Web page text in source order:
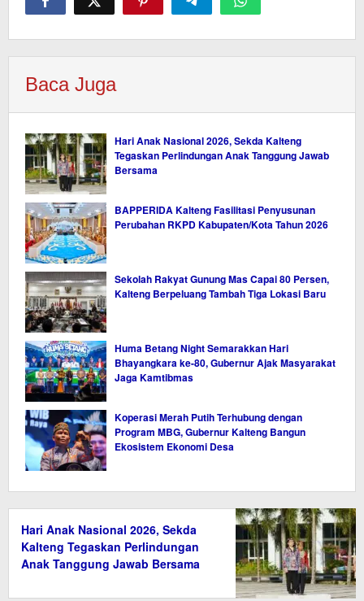
Baca Juga
Hari Anak Nasional 2026, Sekda Kalteng
Tegaskan Perlindungan Anak Tanggung Jawab
Bersama
BAPPERIDA Kalteng Fasilitasi Penyusunan
Perubahan RKPD Kabupaten/Kota Tahun 2026
Sekolah Rakyat Gunung Mas Capai 80 Persen,
Kalteng Berpeluang Tambah Tiga Lokasi Baru
Huma Betang Night Semarakkan Hari
Bhayangkara ke-80, Gubernur Ajak Masyarakat
Jaga Kamtibmas
Koperasi Merah Putih Terhubung dengan
Program MBG, Gubernur Kalteng Bangun
Ekosistem Ekonomi Desa
Hari Anak Nasional 2026, Sekda
Kalteng Tegaskan Perlindungan
Anak Tanggung Jawab Bersama